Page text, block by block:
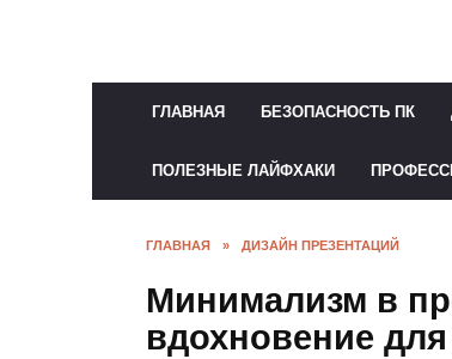
ГЛАВНАЯ БЕЗОПАСНОСТЬ ПК
ПОЛЕЗНЫЕ ЛАЙФХАКИ
ГЛАВНАЯ » ДИЗАЙН ПРЕЗЕНТАЦИЙ
Минимализм в
вдохновение